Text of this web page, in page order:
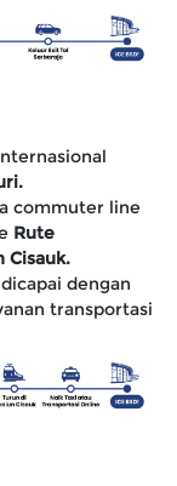
commuter line
Rute
Cisauk.
dengan
transportasi